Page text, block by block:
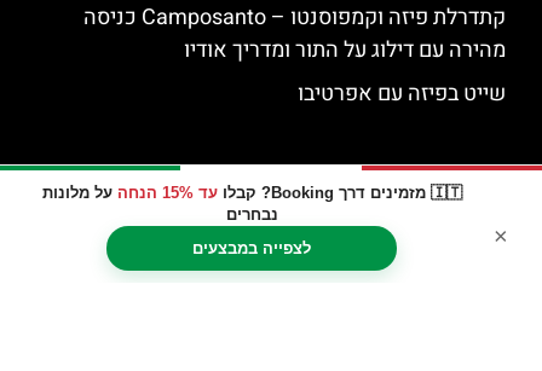
🇮🇹 מזמינים דרך Booking? קבלו עד 15% הנחה
על מלונות
נבחרים
לצפייה במבצעים
×
קתדרלת פיזה וקמפוסנטו – Camposanto כניסה
מהירה עם דילוג על התור ומדריך אודיו
שייט בפיזה עם אפרטיבו